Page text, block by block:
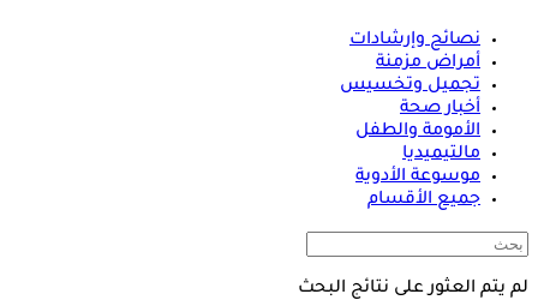
نصائح وإرشادات
أمراض مزمنة
تجميل وتخسيس
أخبار صحة
الأمومة والطفل
مالتيميديا
موسوعة الأدوية
جميع الأقسام
لم يتم العثور على نتائج البحث